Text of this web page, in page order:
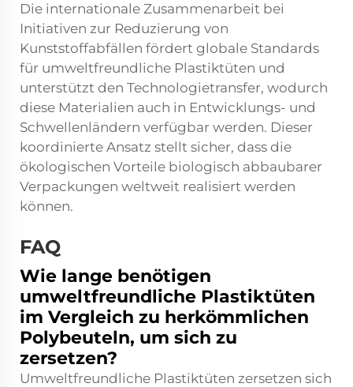
Die internationale Zusammenarbeit bei
Initiativen zur Reduzierung von
Kunststoffabfällen fördert globale Standards
für umweltfreundliche Plastiktüten und
unterstützt den Technologietransfer, wodurch
diese Materialien auch in Entwicklungs- und
Schwellenländern verfügbar werden. Dieser
koordinierte Ansatz stellt sicher, dass die
ökologischen Vorteile biologisch abbaubarer
Verpackungen weltweit realisiert werden
können.
FAQ
Wie lange benötigen
umweltfreundliche Plastiktüten
im Vergleich zu herkömmlichen
Polybeuteln, um sich zu
zersetzen?
Umweltfreundliche Plastiktüten zersetzen sich